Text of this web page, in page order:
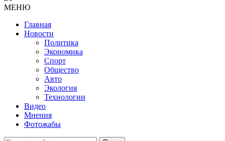
МЕНЮ
Главная
Новости
Политика
Экономика
Спорт
Общество
Авто
Экология
Технологии
Видео
Мнения
Фотожабы